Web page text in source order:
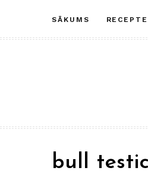
content
SĀKUMS
bull